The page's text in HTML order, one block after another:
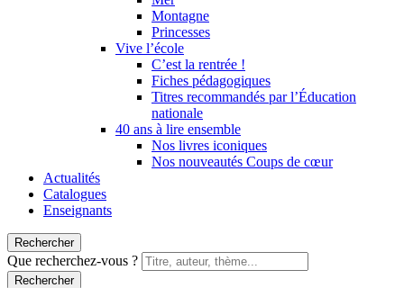
Montagne
Princesses
Vive l’école
C’est la rentrée !
Fiches pédagogiques
Titres recommandés par l’Éducation
nationale
40 ans à lire ensemble
Nos livres iconiques
Nos nouveautés Coups de cœur
Actualités
Catalogues
Enseignants
Rechercher
Que recherchez-vous ?
Rechercher